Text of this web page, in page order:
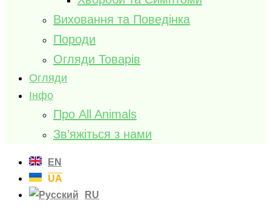
Виховання та Поведінка
Породи
Огляди Товарів
Огляди
Інфо
Про All Animals
Зв’яжіться з нами
EN
UA
RU